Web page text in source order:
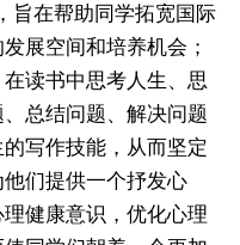
旨在帮助同学拓宽国际
展空间和培养机会；
读书中思考人生、思
总结问题、解决问题
写作技能，从而坚定
们提供一个抒发心
健康意识，优化心理